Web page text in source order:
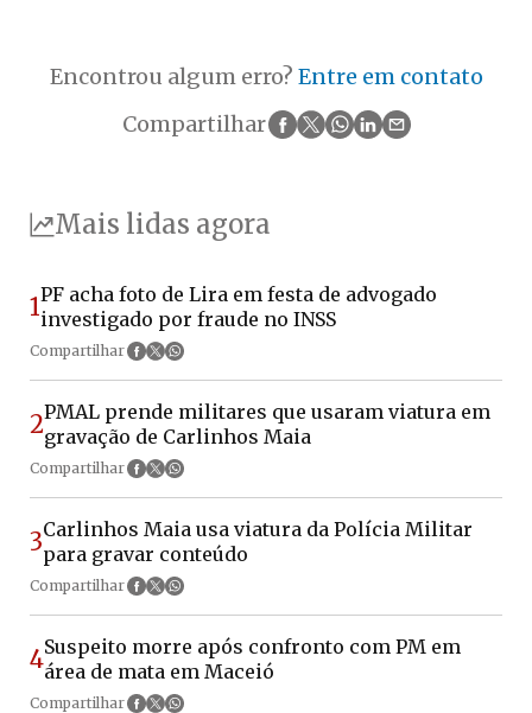
Encontrou algum erro? Entre em contato
Compartilhar
Mais lidas agora
1PF acha foto de Lira em festa de advogado
investigado por fraude no INSS
Compartilhar
2PMAL prende militares que usaram viatura em
gravação de Carlinhos Maia
Compartilhar
3Carlinhos Maia usa viatura da Polícia Militar
para gravar conteúdo
Compartilhar
4Suspeito morre após confronto com PM em
área de mata em Maceió
Compartilhar